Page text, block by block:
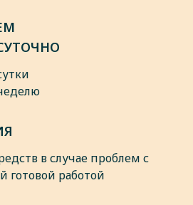
в случае проблем с
готовой работой